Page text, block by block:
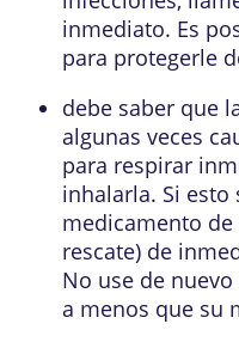
inmediato. Es
para protegerle
debe saber que
algunas veces
para respirar
inhalarla. Si esto
medicamento
rescate) de
No use de
a menos que su